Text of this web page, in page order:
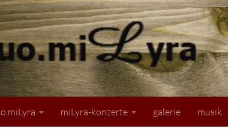
miLyra-konzerte galerie musik